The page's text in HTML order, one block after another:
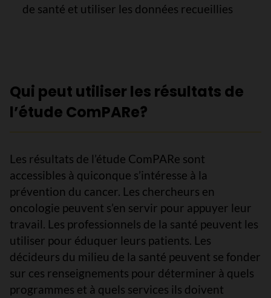
de santé et utiliser les données recueillies
Qui peut utiliser les résultats de
l’étude ComPARe?
Les résultats de l’étude ComPARe sont
accessibles à quiconque s’intéresse à la
prévention du cancer. Les chercheurs en
oncologie peuvent s’en servir pour appuyer leur
travail. Les professionnels de la santé peuvent les
utiliser pour éduquer leurs patients. Les
décideurs du milieu de la santé peuvent se fonder
sur ces renseignements pour déterminer à quels
programmes et à quels services ils doivent